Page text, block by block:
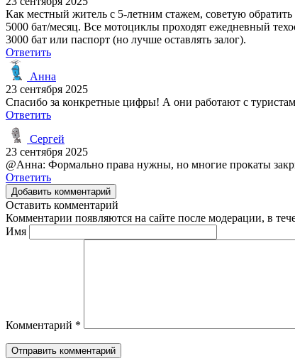
Как местный житель с 5-летним стажем, советую
5000 бат/месяц. Все мотоциклы проходят ежедневный
3000 бат или паспорт (но лучше оставлять залог).
Ответить
Анна
23 сентября 2025
Спасибо за конкретные цифры! А они работают с
Ответить
Сергей
23 сентября 2025
@Анна: Формально права нужны, но многие прокаты
Ответить
Добавить комментарий
Оставить комментарий
Комментарии появляются на сайте после модерации, в
Имя
Комментарий *